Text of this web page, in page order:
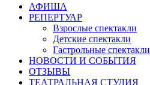
АФИША
РЕПЕРТУАР
Взрослые спектакли
Детские спектакли
Гастрольные спектакли
НОВОСТИ И СОБЫТИЯ
ОТЗЫВЫ
ТЕАТРАЛЬНАЯ СТУДИЯ